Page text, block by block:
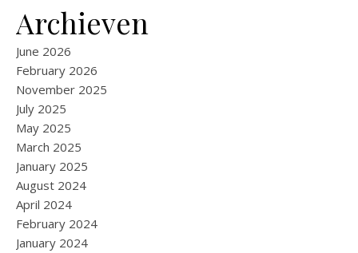
Archieven
June 2026
February 2026
November 2025
July 2025
May 2025
March 2025
January 2025
August 2024
April 2024
February 2024
January 2024